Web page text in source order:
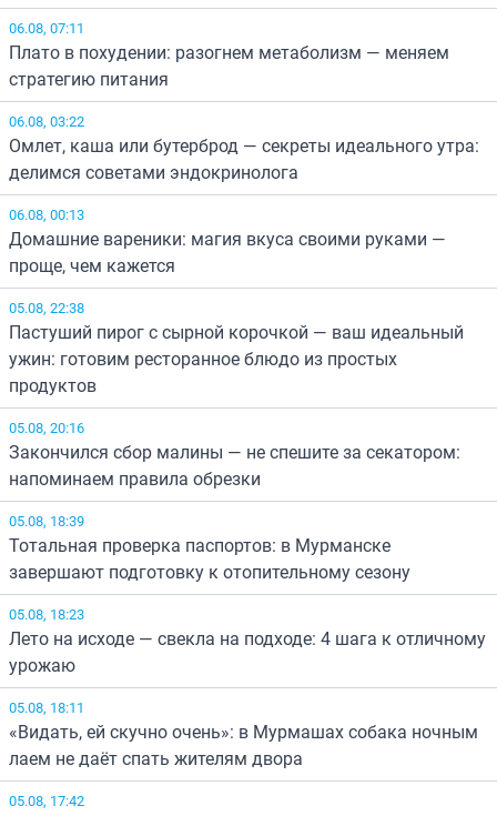
06.08, 07:11
Плато в похудении: разогнем метаболизм — меняем
стратегию питания
06.08, 03:22
Омлет, каша или бутерброд — секреты идеального утра:
делимся советами эндокринолога
06.08, 00:13
Домашние вареники: магия вкуса своими руками —
проще, чем кажется
05.08, 22:38
Пастуший пирог с сырной корочкой — ваш идеальный
ужин: готовим ресторанное блюдо из простых
продуктов
05.08, 20:16
Закончился сбор малины — не спешите за секатором:
напоминаем правила обрезки
05.08, 18:39
Тотальная проверка паспортов: в Мурманске
завершают подготовку к отопительному сезону
05.08, 18:23
Лето на исходе — свекла на подходе: 4 шага к отличному
урожаю
05.08, 18:11
«Видать, ей скучно очень»: в Мурмашах собака ночным
лаем не даёт спать жителям двора
05.08, 17:42